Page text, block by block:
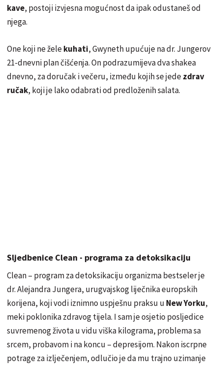
kave, postoji izvjesna mogućnost da ipak odustaneš od
njega.
One koji ne želekuhati, Gwyneth upućuje na dr. Jungerov
21-dnevni plan čišćenja. On podrazumijeva dva shakea
dnevno, za doručak i večeru, između kojih se jedezdrav
ručak, koji je lako odabrati od predloženih salata.
Sljedbenice Clean - programa za detoksikaciju
Clean – program za detoksikaciju organizma bestseler je
dr. Alejandra Jungera, urugvajskog liječnika europskih
korijena, koji vodi iznimno uspješnu praksu u New Yorku,
meki poklonika zdravog tijela. I sam je osjetio posljedice
suvremenog života u vidu viška kilograma, problema sa
srcem, probavom i na koncu – depresijom. Nakon iscrpne
potrage za izlječenjem, odlučio je da mu trajno uzimanje